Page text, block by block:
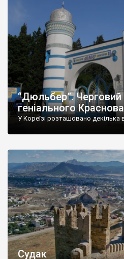
“Дюльбер”. Черговий
геніального Краснова
У Кореїзі розташовано декілька
Судак